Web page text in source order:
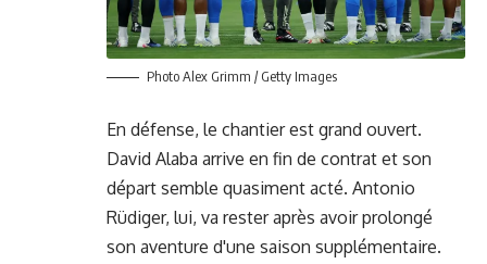
Photo Alex Grimm / Getty Images
En défense, le chantier est grand ouvert.
David Alaba arrive en fin de contrat et son
départ semble quasiment acté. Antonio
Rüdiger, lui, va rester après avoir prolongé
son aventure d'une saison supplémentaire.